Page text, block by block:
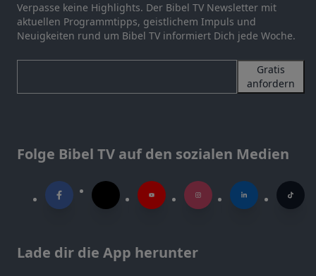
Verpasse keine Highlights. Der Bibel TV Newsletter mit
aktuellen Programmtipps, geistlichem Impuls und
Neuigkeiten rund um Bibel TV informiert Dich jede Woche.
Gratis
anfordern
Folge Bibel TV auf den sozialen Medien
Lade dir die App herunter